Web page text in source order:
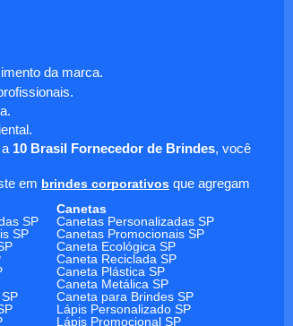
da marca.
10 Brasil Fornecedor de Brindes, você
em brindes corporativos que agregam
Canetas
SP
Canetas Personalizadas SP
SP
Canetas Promocionais SP
Caneta Ecológica SP
Caneta Reciclada SP
Caneta Plástica SP
Caneta Metálica SP
Caneta para Brindes SP
Lápis Personalizado SP
Lápis Promocional SP